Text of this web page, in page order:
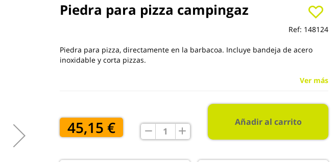
Piedra para pizza campingaz
Ref: 148124
Piedra para pizza, directamente en la barbacoa. Incluye bandeja de acero
inoxidable y corta pizzas.
Ver más
45,15 € Añadir al carrito